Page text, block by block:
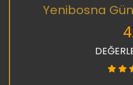
Yenibosna